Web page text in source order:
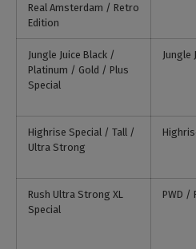
Real Amsterdam / Retro
Edition
Jungle Juice Black /
Platinum / Gold / Plus
Special
Jungle
Highrise Special / Tall /
Ultra Strong
Rush Ultra Strong XL
Special
PWD /